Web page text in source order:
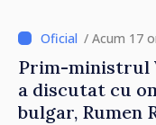
/ Acum 17
Prim-ministrul
a discutat cu
bulgar, Rumen